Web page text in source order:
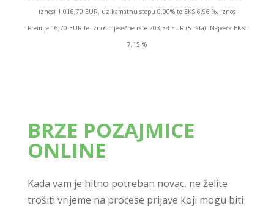
iznosi 1.016,70 EUR, uz kamatnu stopu 0,00% te EKS 6,96 %, iznos
Premije 16,70 EUR te iznos mjesečne rate 203,34 EUR (5 rata). Najveća EKS:
7,15 %
BRZE POZAJMICE
ONLINE
Kada vam je hitno potreban novac, ne želite
trošiti vrijeme na procese prijave koji mogu biti